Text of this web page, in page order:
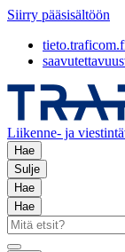
Siirry pääsisältöön
Liikenne- ja
Hae
Sulje
Hae
Hae